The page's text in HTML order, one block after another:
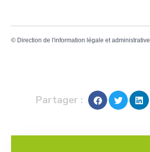
© Direction de l'information légale et administrative
Partager :